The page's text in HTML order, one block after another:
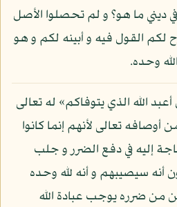
ديني ما هو؟ و لم تحصلوا الأصل
لكم القول فيه و أبينه لكم و هو
وحده.
الله الذي يتوفاكم» له تعالى
تعالى لأنهم إنما كانوا
إليه في دفع الضرر و جلب
أنه سيصيبهم و أنه لله وحده
من ضرره يوجب عبادة الله